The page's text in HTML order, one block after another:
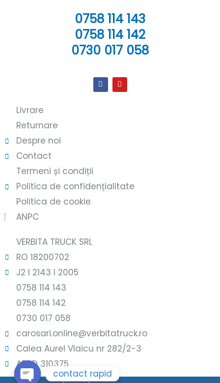
0758 114 143
0758 114 142
0730 017 058
Livrare
Returnare
Despre noi
Contact
Termeni și condiții
Politica de confidențialitate
Politica de cookie
ANPC
VERBITA TRUCK SRL
RO 18200702
J2 l 2143 l 2005
0758 114 143
0758 114 142
0730 017 058
carosari.online@verbitatruck.ro
Calea Aurel Vlaicu nr 282/2-3
ARAD 310375
contact rapid